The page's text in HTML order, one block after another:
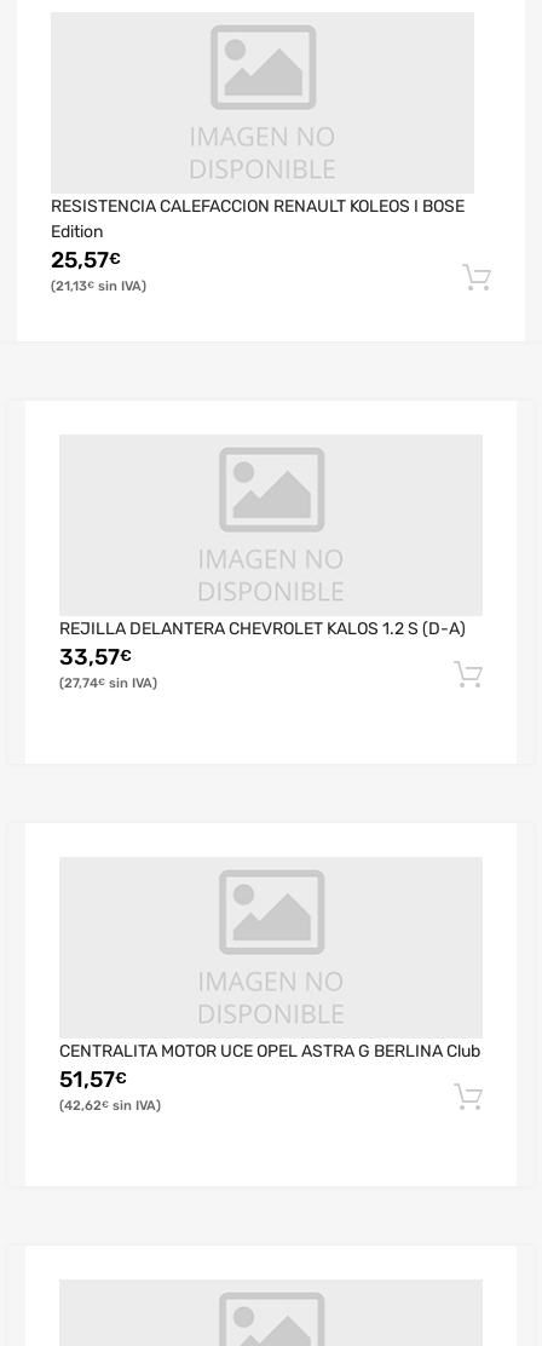
RESISTENCIA CALEFACCION RENAULT KOLEOS I BOSE
Edition
25,57€
21,13€
REJILLA DELANTERA CHEVROLET KALOS 1.2 S (D-A)
33,57€
27,74€
CENTRALITA MOTOR UCE OPEL ASTRA G BERLINA Club
51,57€
42,62€